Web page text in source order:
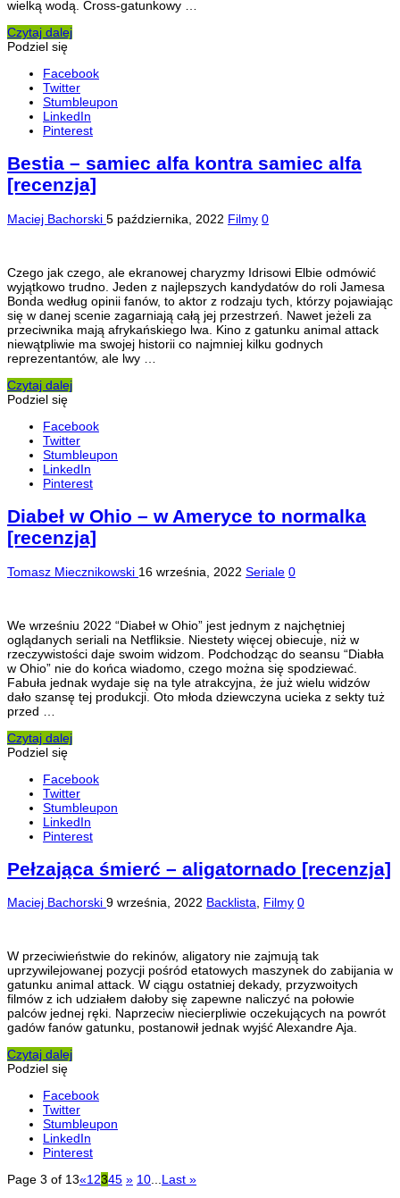
wielką wodą. Cross-gatunkowy …
Czytaj dalej
Podziel się
Facebook
Twitter
Stumbleupon
LinkedIn
Pinterest
Bestia – samiec alfa kontra samiec alfa
[recenzja]
Maciej Bachorski 5 października, 2022 Filmy 0
Czego jak czego, ale ekranowej charyzmy Idrisowi Elbie odmówić
wyjątkowo trudno. Jeden z najlepszych kandydatów do roli Jamesa
Bonda według opinii fanów, to aktor z rodzaju tych, którzy pojawiając
się w danej scenie zagarniają całą jej przestrzeń. Nawet jeżeli za
przeciwnika mają afrykańskiego lwa. Kino z gatunku animal attack
niewątpliwie ma swojej historii co najmniej kilku godnych
reprezentantów, ale lwy …
Czytaj dalej
Podziel się
Facebook
Twitter
Stumbleupon
LinkedIn
Pinterest
Diabeł w Ohio – w Ameryce to normalka
[recenzja]
Tomasz Miecznikowski 16 września, 2022 Seriale 0
We wrześniu 2022 “Diabeł w Ohio” jest jednym z najchętniej
oglądanych seriali na Netfliksie. Niestety więcej obiecuje, niż w
rzeczywistości daje swoim widzom. Podchodząc do seansu “Diabła
w Ohio” nie do końca wiadomo, czego można się spodziewać.
Fabuła jednak wydaje się na tyle atrakcyjna, że już wielu widzów
dało szansę tej produkcji. Oto młoda dziewczyna ucieka z sekty tuż
przed …
Czytaj dalej
Podziel się
Facebook
Twitter
Stumbleupon
LinkedIn
Pinterest
Pełzająca śmierć – aligatornado [recenzja]
Maciej Bachorski 9 września, 2022 Backlista, Filmy 0
W przeciwieństwie do rekinów, aligatory nie zajmują tak
uprzywilejowanej pozycji pośród etatowych maszynek do zabijania w
gatunku animal attack. W ciągu ostatniej dekady, przyzwoitych
filmów z ich udziałem dałoby się zapewne naliczyć na połowie
palców jednej ręki. Naprzeciw niecierpliwie oczekujących na powrót
gadów fanów gatunku, postanowił jednak wyjść Alexandre Aja.
Czytaj dalej
Podziel się
Facebook
Twitter
Stumbleupon
LinkedIn
Pinterest
Page 3 of 13«12345 » 10...Last »